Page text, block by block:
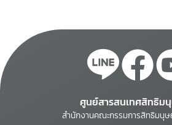
ศูนย์สารสนเทศสิทธิม
สำนักงานคณะกรรมการสิทธิมนุ